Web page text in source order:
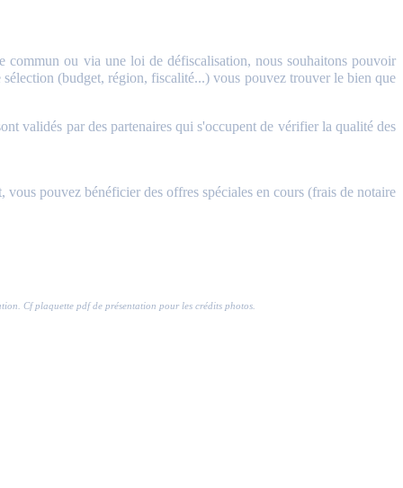
commun ou via une loi de défiscalisation, nous souhaitons pouvoir
(budget, région, fiscalité...) vous pouvez trouver le bien que
validés par des partenaires qui s'occupent de vérifier la qualité des
pouvez bénéficier des offres spéciales en cours (frais de notaire
Cf plaquette pdf de présentation pour les crédits photos.